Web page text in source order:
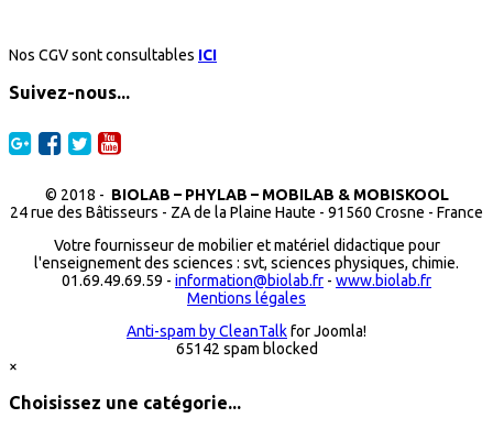
Nos CGV sont consultables ICI
Suivez-nous...
© 2018 - BIOLAB – PHYLAB – MOBILAB & MOBISKOOL
24 rue des Bâtisseurs - ZA de la Plaine Haute - 91560 Crosne - France
Votre fournisseur de mobilier et matériel didactique pour
l'enseignement des sciences : svt, sciences physiques, chimie.
01.69.49.69.59 - information@biolab.fr - www.biolab.fr
Mentions légales
Anti-spam by CleanTalkfor Joomla!
65142 spam blocked
×
Choisissez une catégorie...